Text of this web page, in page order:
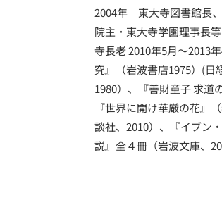
2004年 東大寺図書館長
院主・東大寺学園理事長
寺長老 2010年5月～2013
究』（岩波書店1975）(日
1980）、『善財童子 求道
『世界に開け華厳の花
談社、2010）、『イブン
説』全４冊（岩波文庫、